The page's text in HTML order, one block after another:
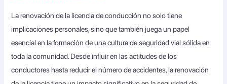
La renovación de la licencia de conducción no solo tiene
implicaciones personales, sino que también juega un papel
esencial en la formación de una cultura de seguridad vial sólida en
toda la comunidad. Desde influir en las actitudes de los
conductores hasta reducir el número de accidentes, la renovación